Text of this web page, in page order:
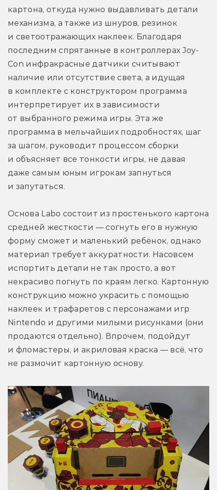
картона, откуда нужно выдавливать детали
механизма, а также из шнуров, резинок
и светоотражающих наклеек. Благодаря
последним спрятанные в контроллерах Joy-
Con инфракрасные датчики считывают
наличие или отсутствие света, а идущая
в комплекте с конструктором программа
интерпретирует их в зависимости
от выбранного режима игры. Эта же
программа в мельчайших подробностях, шаг
за шагом, руководит процессом сборки
и объясняет все тонкости игры, не давая
даже самым юным игрокам запнуться
и запутаться.
Основа Labo состоит из простенького картона
средней жесткости — согнуть его в нужную
форму сможет и маленький ребёнок, однако
материал требует аккуратности. Насовсем
испортить детали не так просто, а вот
некрасиво погнуть по краям легко. Картонную
конструкцию можно украсить с помощью
наклеек и трафаретов с персонажами игр
Nintendo и другими милыми рисунками (они
продаются отдельно). Впрочем, подойдут
и фломастеры, и акриловая краска — всё, что
не размочит картонную основу.